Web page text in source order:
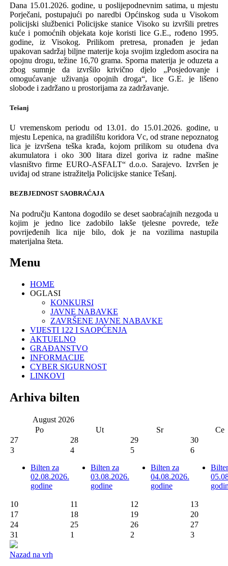
Dana 15.01.2026. godine, u poslijepodnevnim satima, u mjestu
Porječani, postupajući po naredbi Općinskog suda u Visokom
policijski službenici Policijske stanice Visoko su izvršili pretres
kuće i pomoćnih objekata koje koristi lice G.E., rođeno 1995.
godine, iz Visokog. Prilikom pretresa, pronađen je jedan
upakovan sadržaj biljne materije koja svojim izgledom asocira na
opojnu drogu, težine 16,70 grama. Sporna materija je oduzeta a
zbog sumnje da izvršilo krivično djelo „Posjedovanje i
omogućavanje uživanja opojnih droga“, lice G.E. je lišeno
slobode i zadržano u prostorijama za zadržavanje.
Tešanj
U vremenskom periodu od 13.01. do 15.01.2026. godine, u
mjestu Lepenica, na gradilištu koridora Vc, od strane nepoznatog
lica je izvršena teška krađa, kojom prilikom su otuđena dva
akumulatora i oko 300 litara dizel goriva iz radne mašine
vlasništvo firme EURO-ASFALT“ d.o.o. Sarajevo. Izvršen je
uviđaj od strane istražitelja Policijske stanice Tešanj.
BEZBJEDNOST SAOBRAĆAJA
Na području Kantona dogodilo se deset saobraćajnih nezgoda u
kojim je jedno lice zadobilo lakše tjelesne povrede, teže
povrijeđenih lica nije bilo, dok je na vozilima nastupila
materijalna šteta.
Menu
HOME
OGLASI
KONKURSI
JAVNE NABAVKE
ZAVRŠENE JAVNE NABAVKE
VIJESTI 122 I SAOPĆENJA
AKTUELNO
GRAĐANSTVO
INFORMACIJE
CYBER SIGURNOST
LINKOVI
Arhiva bilten
August 2026
Po
Ut Sr
Ce
27
28 29
30
3
Bilten za
02.08.2026.
godine
4
Bilten za
03.08.2026.
godine
5
Bilten za
04.08.2026.
godine
6
10 11 12
13
17
18 19
20
24
25 26
27
31
1 2 3
Nazad na vrh